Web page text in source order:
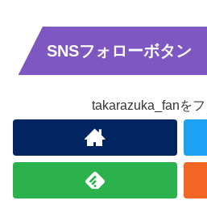
SNSフォローボタン
takarazuka_fanを